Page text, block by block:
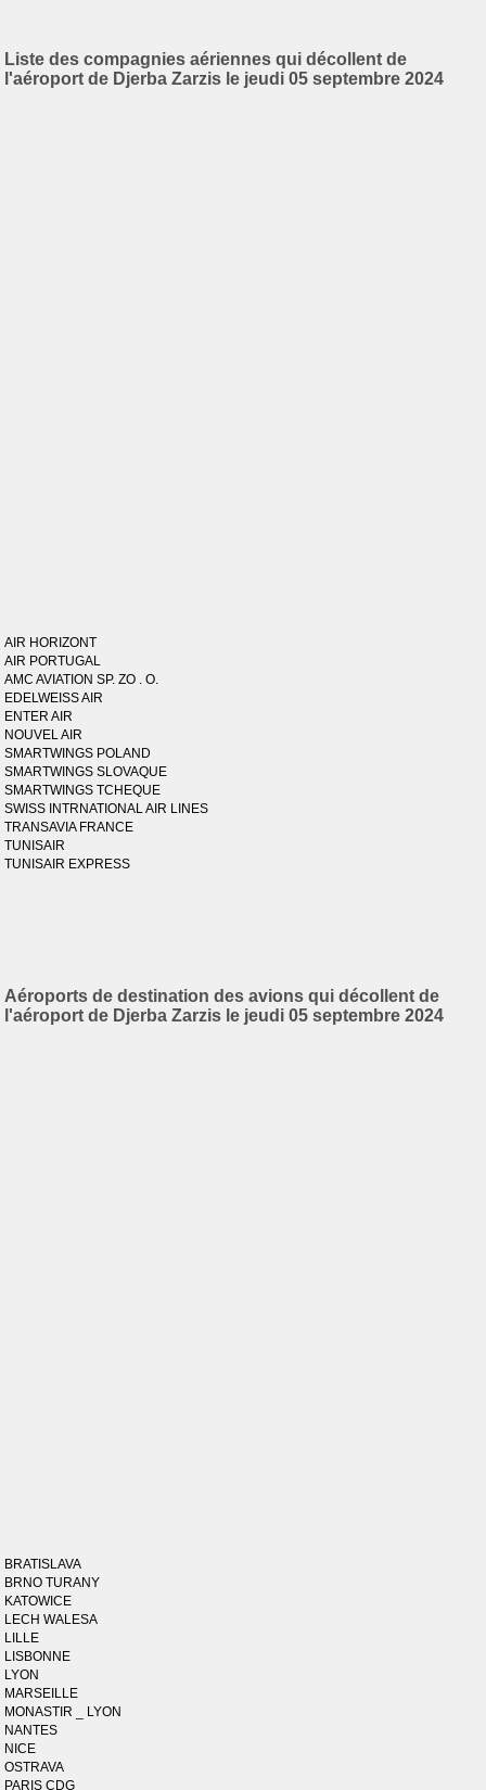
Liste des compagnies aériennes qui décollent de
l'aéroport de Djerba Zarzis le jeudi 05 septembre 2024
AIR HORIZONT
AIR PORTUGAL
AMC AVIATION SP. ZO . O.
EDELWEISS AIR
ENTER AIR
NOUVEL AIR
SMARTWINGS POLAND
SMARTWINGS SLOVAQUE
SMARTWINGS TCHEQUE
SWISS INTRNATIONAL AIR LINES
TRANSAVIA FRANCE
TUNISAIR
TUNISAIR EXPRESS
Aéroports de destination des avions qui décollent de
l'aéroport de Djerba Zarzis le jeudi 05 septembre 2024
BRATISLAVA
BRNO TURANY
KATOWICE
LECH WALESA
LILLE
LISBONNE
LYON
MARSEILLE
MONASTIR _ LYON
NANTES
NICE
OSTRAVA
PARIS CDG